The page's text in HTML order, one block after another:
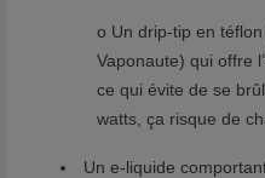
o Un drip-tip en
Vaponaute) qui offre
ce qui évite de se
watts, ça risque de
Un e-liquide